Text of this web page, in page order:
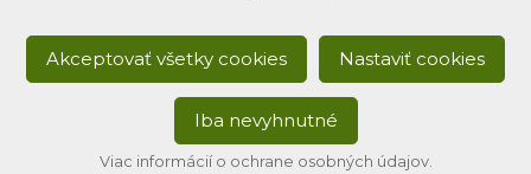
Profi-net s.r.o.
Akceptovať všetky cookies Nastaviť cookies
Iba nevyhnutné
Viac informácií o ochrane osobných údajov.